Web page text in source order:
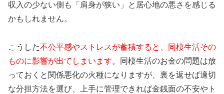
収入の少ない側も「肩身が狭い」と居心地の悪さを感じる
かもしれません。
こうした不公平感やストレスが蓄積すると、同棲生活その
ものに影響が出てしまいます。同棲生活のお金の問題は放
っておくと関係悪化の火種になりますが、裏を返せば適切
な分担方法を選び、上手に管理できれば金銭面の不安やト